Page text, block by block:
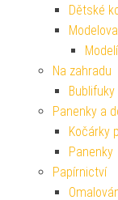
Dětské
Na zahradu
Bublifuky
Panenky a
Kočárky
Panenky
Papírnictví